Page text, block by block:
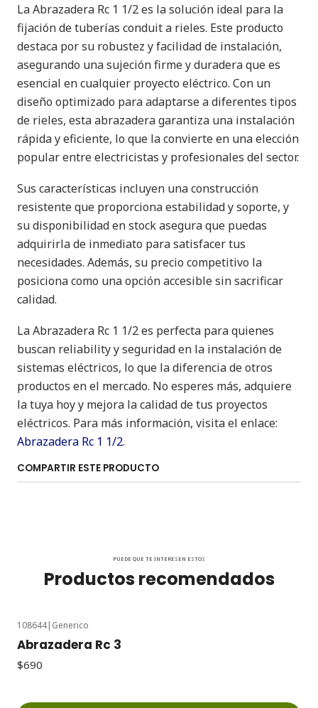
La Abrazadera Rc 1 1/2 es la solución ideal para la
fijación de tuberías conduit a rieles. Este producto
destaca por su robustez y facilidad de instalación,
asegurando una sujeción firme y duradera que es
esencial en cualquier proyecto eléctrico. Con un
diseño optimizado para adaptarse a diferentes tipos
de rieles, esta abrazadera garantiza una instalación
rápida y eficiente, lo que la convierte en una elección
popular entre electricistas y profesionales del sector.
Sus características incluyen una construcción
resistente que proporciona estabilidad y soporte, y
su disponibilidad en stock asegura que puedas
adquirirla de inmediato para satisfacer tus
necesidades. Además, su precio competitivo la
posiciona como una opción accesible sin sacrificar
calidad.
La Abrazadera Rc 1 1/2 es perfecta para quienes
buscan reliability y seguridad en la instalación de
sistemas eléctricos, lo que la diferencia de otros
productos en el mercado. No esperes más, adquiere
la tuya hoy y mejora la calidad de tus proyectos
eléctricos. Para más información, visita el enlace:
Abrazadera Rc 1 1/2.
COMPARTIR ESTE PRODUCTO
PUEDE QUE TE INTERESEN ESTOS
Productos recomendados
108644| Generico
Abrazadera Rc 3
$690